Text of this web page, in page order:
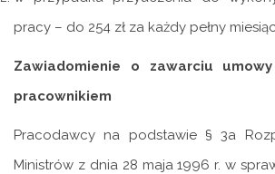
pracy – do 254 zł za każdy pełny
Zawiadomienie o zawarciu
pracownikiem
Pracodawcy na podstawie § 3a
Ministrów z dnia 28 maja 1996 r. w